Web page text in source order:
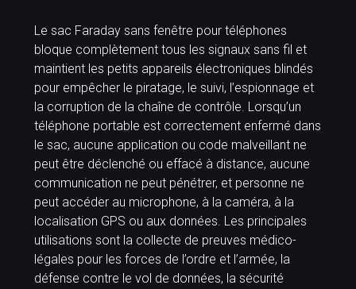
Le sac Faraday sans fenêtre pour téléphones
bloque complètement tous les signaux sans fil et
maintient les petits appareils électroniques blindés
pour empêcher le piratage, le suivi, l’espionnage et
la corruption de la chaîne de contrôle. Lorsqu’un
téléphone portable est correctement enfermé dans
le sac, aucune application ou code malveillant ne
peut être déclenché ou effacé à distance, aucune
communication ne peut pénétrer, et personne ne
peut accéder au microphone, à la caméra, à la
localisation GPS ou aux données. Les principales
utilisations sont la collecte de preuves médico-
légales pour les forces de l’ordre et l’armée, la
défense contre le vol de données, la sécurité